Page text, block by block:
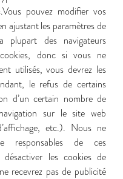
.Vous pouvez modifier vos
ajustant les paramètres de
plupart des navigateurs
donc si vous ne
utilisés, vous devrez les
le refus de certains
d’un certain nombre de
sur le site web
etc.). Nous ne
responsables de ces
désactiver les cookies de
recevrez pas de publicité